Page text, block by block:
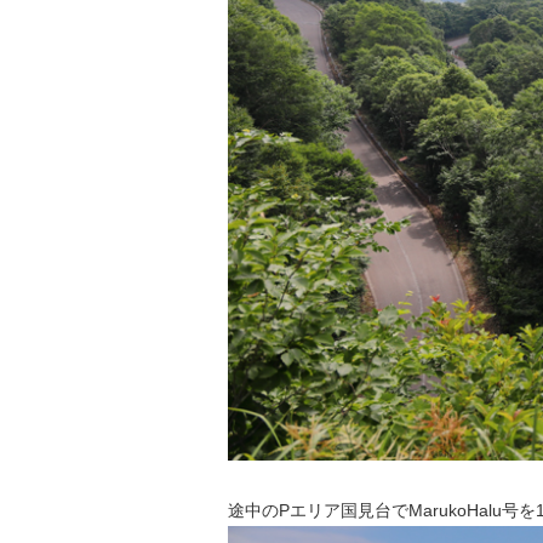
途中のPエリア国見台でMarukoHalu号を